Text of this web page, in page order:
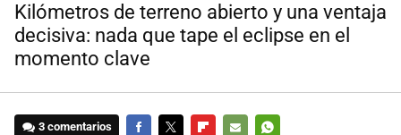
Kilómetros de terreno abierto y una ventaja
decisiva: nada que tape el eclipse en el
momento clave
3 comentarios